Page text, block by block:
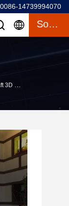
0086-14739994070
Sohbet
Özelleştirilebilir Sokak Dekoru